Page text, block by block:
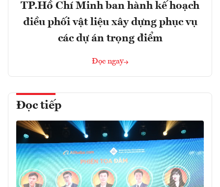
TP.Hồ Chí Minh ban hành kế hoạch
điều phối vật liệu xây dựng phục vụ
các dự án trọng điểm
Đọc ngay
Đọc tiếp